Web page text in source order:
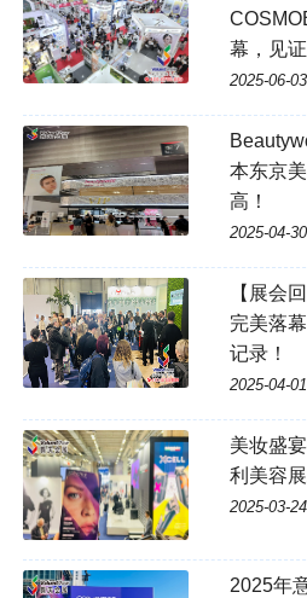
幕，见
2025-06-03
本东京
高！
2025-04-30
【展会
完美落
记录！
2025-04-01
美妆盛
利美容
2025-03-24
2025年